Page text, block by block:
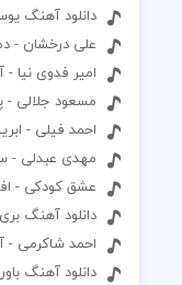
دانلود آهنگ
علی درخشان -
امیر فدوی نیا -
مسعود جلالی
احمد فیلی -
مهدی عبدلی -
عشق کودکی -
دانلود آهنگ
احمد شاکرمی -
دانلود آهنگ